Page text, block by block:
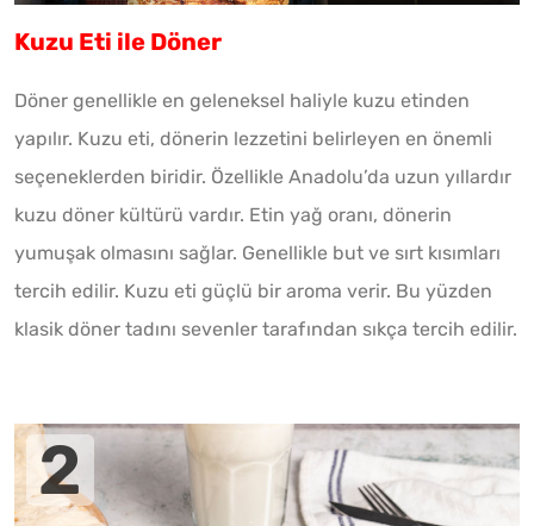
Kuzu Eti ile Döner
Döner genellikle en geleneksel haliyle kuzu etinden
yapılır. Kuzu eti, dönerin lezzetini belirleyen en önemli
seçeneklerden biridir. Özellikle Anadolu’da uzun yıllardır
kuzu döner kültürü vardır. Etin yağ oranı, dönerin
yumuşak olmasını sağlar. Genellikle but ve sırt kısımları
tercih edilir. Kuzu eti güçlü bir aroma verir. Bu yüzden
klasik döner tadını sevenler tarafından sıkça tercih edilir.